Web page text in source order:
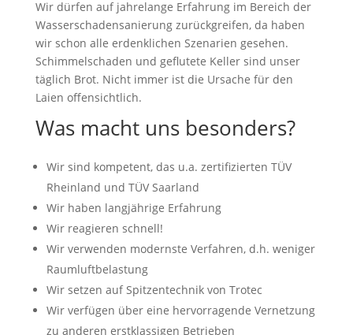
Wir dürfen auf jahrelange Erfahrung im Bereich der
Wasserschadensanierung zurückgreifen, da haben
wir schon alle erdenklichen Szenarien gesehen.
Schimmelschaden und geflutete Keller sind unser
täglich Brot. Nicht immer ist die Ursache für den
Laien offensichtlich.
Was macht uns besonders?
Wir sind kompetent, das u.a. zertifizierten TÜV
Rheinland und TÜV Saarland
Wir haben langjährige Erfahrung
Wir reagieren schnell!
Wir verwenden modernste Verfahren, d.h. weniger
Raumluftbelastung
Wir setzen auf Spitzentechnik von Trotec
Wir verfügen über eine hervorragende Vernetzung
zu anderen erstklassigen Betrieben